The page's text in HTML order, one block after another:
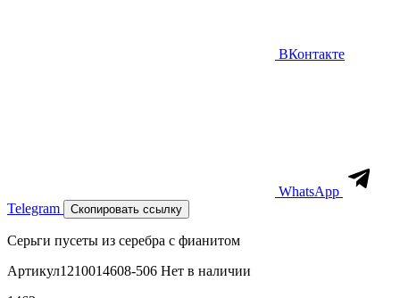
ВКонтакте
WhatsApp
Telegram
Скопировать ссылку
Серьги пусеты из серебра с фианитом
Артикул1210014608-506 Нет в наличии